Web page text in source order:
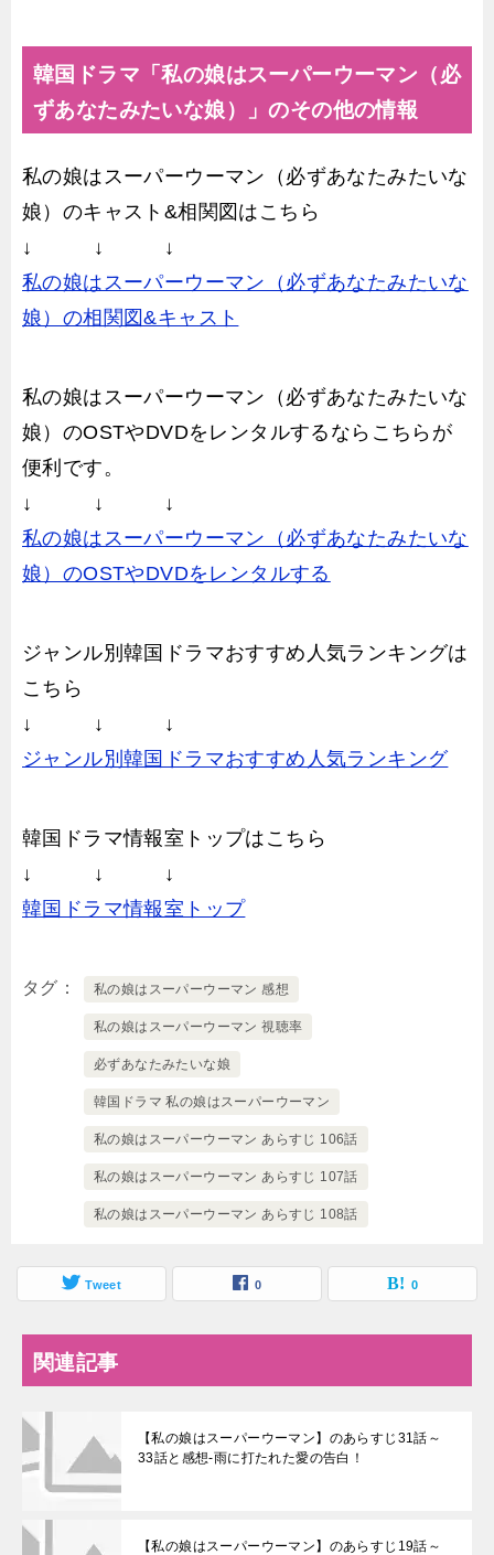
韓国ドラマ「私の娘はスーパーウーマン（必
ずあなたみたいな娘）」のその他の情報
私の娘はスーパーウーマン（必ずあなたみたいな
娘）のキャスト&相関図はこちら
↓ ↓ ↓
私の娘はスーパーウーマン（必ずあなたみたいな
娘）の相関図&キャスト
私の娘はスーパーウーマン（必ずあなたみたいな
娘）のOSTやDVDをレンタルするならこちらが
便利です。
↓ ↓ ↓
私の娘はスーパーウーマン（必ずあなたみたいな
娘）のOSTやDVDをレンタルする
ジャンル別韓国ドラマおすすめ人気ランキングは
こちら
↓ ↓ ↓
ジャンル別韓国ドラマおすすめ人気ランキング
韓国ドラマ情報室トップはこちら
↓ ↓ ↓
韓国ドラマ情報室トップ
タグ 私の娘はスーパーウーマン 感想
私の娘はスーパーウーマン 視聴率
必ずあなたみたいな娘
韓国ドラマ 私の娘はスーパーウーマン
私の娘はスーパーウーマン あらすじ 106話
私の娘はスーパーウーマン あらすじ 107話
私の娘はスーパーウーマン あらすじ 108話
Tweet 0 0
関連記事
【私の娘はスーパーウーマン】のあらすじ31話～
33話と感想-雨に打たれた愛の告白！
【私の娘はスーパーウーマン】のあらすじ19話～